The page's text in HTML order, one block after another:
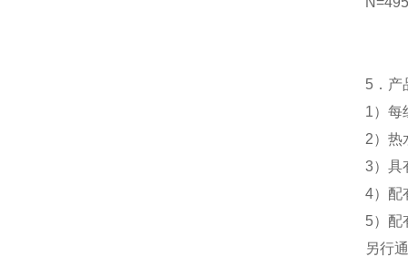
5 ．
1）每
2）热
3）具
4）配
5）配
另行